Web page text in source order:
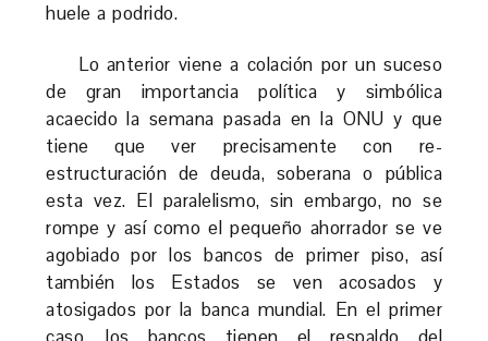
huele a podrido.
Lo anterior viene a colación por un suceso
de gran importancia política y simbólica
acaecido la semana pasada en la ONU y que
tiene que ver precisamente con re-
estructuración de deuda, soberana o pública
esta vez. El paralelismo, sin embargo, no se
rompe y así como el pequeño ahorrador se ve
agobiado por los bancos de primer piso, así
también los Estados se ven acosados y
atosigados por la banca mundial. En el primer